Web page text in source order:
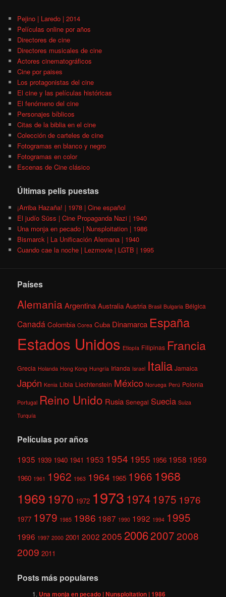
Pejino | Laredo | 2014
Películas online por años
Directores de cine
Directores musicales de cine
Actores cinematográficos
Cine por paises
Los protagonistas del cine
El cine y las películas históricas
El fenómeno del cine
Personajes bíblicos
Citas de la biblia en el cine
Colección de carteles de cine
Fotogramas en blanco y negro
Fotogramas en color
Escenas de Cine clásico
Últimas pelis puestas
¡Arriba Hazaña! | 1978 | Cine español
El judío Süss | Cine Propaganda Nazi | 1940
Una monja en pecado | Nunsploitation | 1986
Bismarck | La Unificación Alemana | 1940
Cuando cae la noche | Lezmovie | LGTB | 1995
Países
AlemaniaArgentina Australia Austria Brasil Bulgaria Bélgica
Canadá Colombia Corea Cuba Dinamarca España
Estados Unidos Etiopía Filipinas Francia
Grecia Holanda Hong Kong Hungría Irlanda Israel Italia Jamaica
Japón Kenia Libia Liechtenstein México Noruega Perú Polonia
Portugal Reino Unido Rusia Senegal Suecia Suiza
Turquía
Películas por años
1935 1939 1940 1941 1953 1954 1955 1956 1958 1959
1960 1961 1962 1963 1964 1965 1966 1968
1969 1970 1972 1973 1974 1975 1976
1977 1979 1985 1986 1987 1990 1992 1994 1995
1996 1997 2000 2001 2002 2005 200620072008
2009 2011
Posts más populares
Una monja en pecado | Nunsploitation | 1986